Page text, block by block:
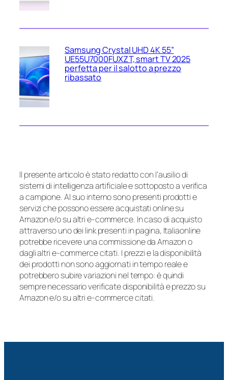
Samsung Crystal UHD 4K 55”
UE55U7000FUXZT, smart TV 2025
perfetta per il salotto a prezzo
ribassato
Il presente articolo è stato redatto con l’ausilio di
sistemi di intelligenza artificiale e sottoposto a verifica
a campione. Al suo interno sono presenti prodotti e
servizi che possono essere acquistati online su
Amazon e/o su altri e-commerce. In caso di acquisto
attraverso uno dei link presenti in pagina, Italiaonline
potrebbe ricevere una commissione da Amazon o
dagli altri e-commerce citati. I prezzi e la disponibilità
dei prodotti non sono aggiornati in tempo reale e
potrebbero subire variazioni nel tempo: è quindi
sempre necessario verificate disponibilità e prezzo su
Amazon e/o su altri e-commerce citati.